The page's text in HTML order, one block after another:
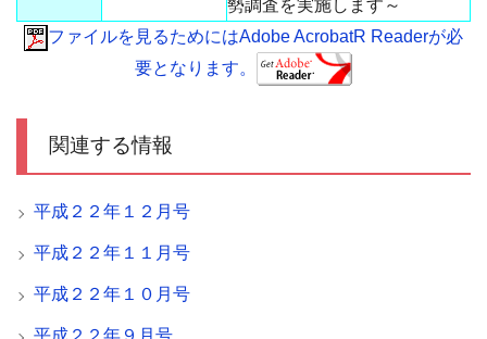
勢調査を実施します～
ファイルを見るためにはAdobe AcrobatR Readerが必
要となります。
関連する情報
平成２２年１２月号
平成２２年１１月号
平成２２年１０月号
平成２２年９月号